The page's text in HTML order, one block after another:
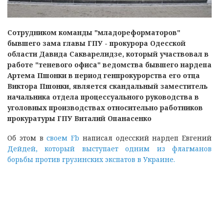
Сотрудником команды "младореформаторов"
бывшего зама главы ГПУ - прокурора Одесской
области Давида Сакварелидзе, который участвовал в
работе "теневого офиса" ведомства бывшего нардепа
Артема Пшонки в период генпрокурорства его отца
Виктора Пшонки, является скандальный заместитель
начальника отдела процессуального руководства в
уголовных производствах относительно работников
прокуратуры ГПУ Виталий Опанасенко
Об этом всвоем Fb написал одесский нардеп Евгений
Дейдей, который выступает одним из флагманов
борьбы против грузинских экспатов в Украине.